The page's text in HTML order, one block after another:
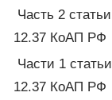
Часть 2 статьи
12.37 КоАП РФ
Части 1 статьи
12.37 КоАП РФ